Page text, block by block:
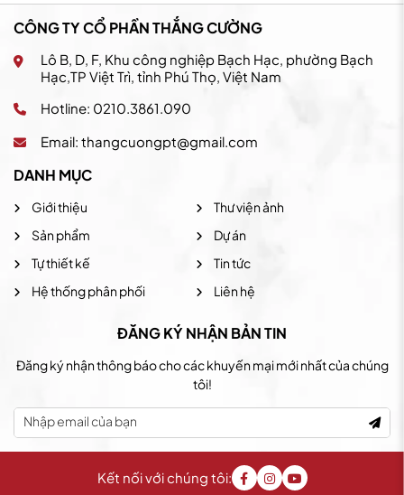
CÔNG TY CỔ PHẦN THẮNG CƯỜNG
Lô B, D, F, Khu công nghiệp Bạch Hạc, phường Bạch
Hạc,TP Việt Trì, tỉnh Phú Thọ, Việt Nam
Hotline: 0210.3861.090
Email: thangcuongpt@gmail.com
DANH MỤC
Giới thiệu
Sản phẩm
Tự thiết kế
Hệ thống phân phối
Thư viện ảnh
Dự án
Tin tức
Liên hệ
ĐĂNG KÝ NHẬN BẢN TIN
Đăng ký nhận thông báo cho các khuyến mại mới nhất của chúng
tôi!
Kết nối với chúng tôi: